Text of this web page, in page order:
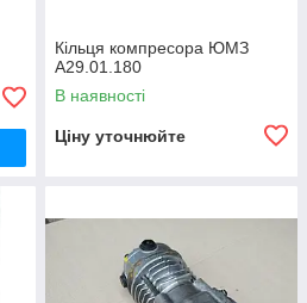
Кільця компресора ЮМЗ
А29.01.180
В наявності
Ціну уточнюйте